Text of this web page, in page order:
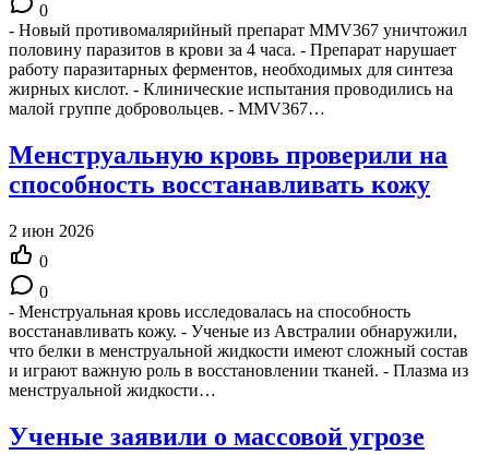
0
- Новый противомалярийный препарат MMV367 уничтожил
половину паразитов в крови за 4 часа. - Препарат нарушает
работу паразитарных ферментов, необходимых для синтеза
жирных кислот. - Клинические испытания проводились на
малой группе добровольцев. - MMV367…
Менструальную кровь проверили на
способность восстанавливать кожу
2 июн 2026
0
0
- Менструальная кровь исследовалась на способность
восстанавливать кожу. - Ученые из Австралии обнаружили,
что белки в менструальной жидкости имеют сложный состав
и играют важную роль в восстановлении тканей. - Плазма из
менструальной жидкости…
Ученые заявили о массовой угрозе